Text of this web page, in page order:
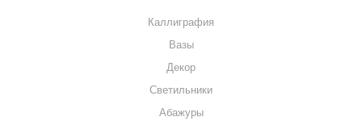
Каллиграфия
Вазы
Декор
Светильники
Абажуры